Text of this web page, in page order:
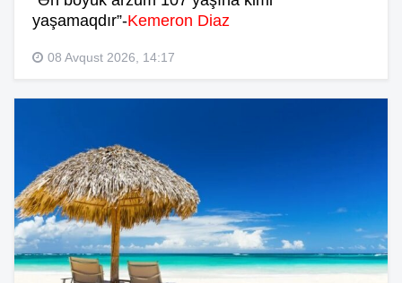
yaşamaqdır”-Kemeron Diaz
08 Avqust 2026, 14:17